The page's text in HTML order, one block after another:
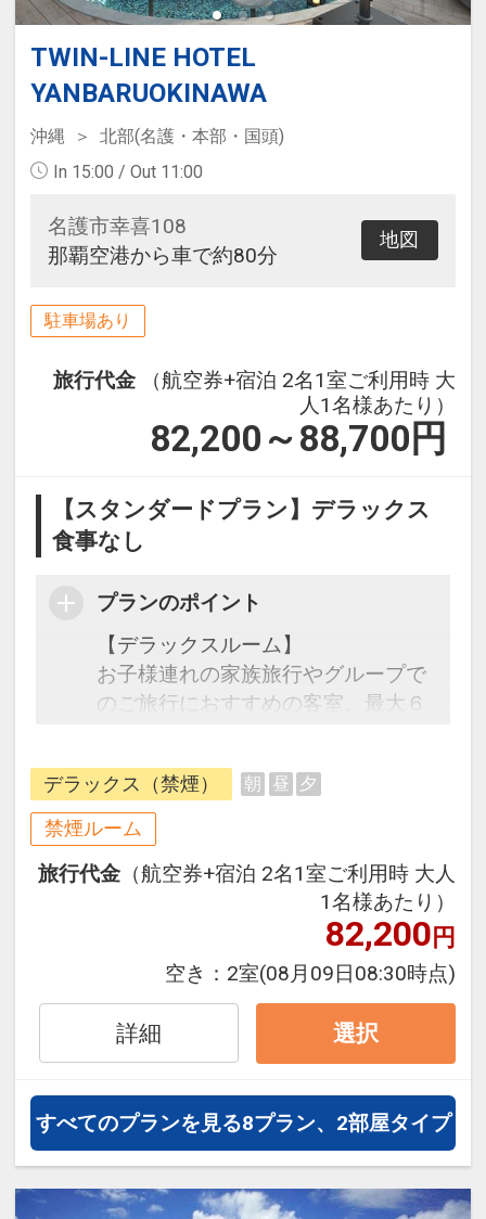
TWIN-LINE HOTEL
YANBARUOKINAWA
沖縄
北部(名護・本部・国頭)
In 15:00 / Out 11:00
名護市幸喜108
那覇空港から車で約80分
地図
駐車場あり
旅行代金
（航空券+宿泊 2名1室ご利用時 大
人1名様あたり）
82,200～88,700 円
【スタンダードプラン】デラックス
食事なし
プランのポイント
【デラックスルーム】
お子様連れの家族旅行やグループで
のご旅行におすすめの客室。最大６
部屋。皆でテーブルを囲んでテーブ
ルゲームも。お部屋の中でも愉しい
旅の思い出を。
【ご宿泊特典】
・ご滞在中ホテル棟11Fラウンジ利
ラウンジ内はアルコール・ソフト
ただけます。プレイルームではボー
ドゲーム、ビリヤード、ダーツゲー
・駐車場：無料
デラックス（禁煙） 朝 昼 夕
禁煙ルーム
旅行代金 （航空券+宿泊 2名1室ご利用時 大人
1名様あたり）
82,200円
空き： 2室(08月09日08:30時点)
詳細 選択
すべてのプランを見る8プラン、2部屋タイプ